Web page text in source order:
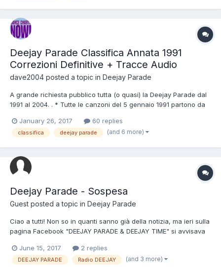
Deejay Parade Classifica Annata 1991
Correzioni Definitive + Tracce Audio
dave2004 posted a topic in Deejay Parade
A grande richiesta pubblico tutta (o quasi) la Deejay Parade dal
1991 al 2004. . * Tutte le canzoni del 5 gennaio 1991 partono da
pervenute. * La classifica del 5 gennaio 1991 non avrà né nuova
entrata né canzone out perché le annate dal 19...
January 26, 2017 60 replies
classifica deejay parade (and 6 more)
Deejay Parade - Sospesa
Guest posted a topic in Deejay Parade
Ciao a tutti! Non so in quanti sanno già della notizia, ma ieri sulla
pagina Facebook "DEEJAY PARADE & DEEJAY TIME" si avvisava
Quindi l'ultima puntata prima della pausa estiva sarà quella di
Sabato 17/06/2017. Diciamo che sembrerebbe qua...
June 15, 2017 2 replies
DEEJAY PARADE Radio DEEJAY (and 3 more)